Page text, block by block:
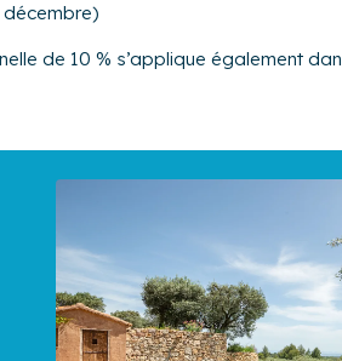
décembre)
de 10 % s’applique également